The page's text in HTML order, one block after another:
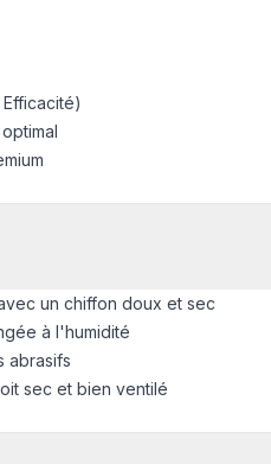
un chiffon doux et sec
à l'humidité
abrasifs
sec et bien ventilé